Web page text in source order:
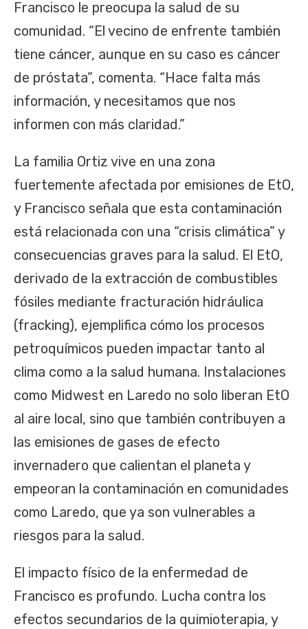
Francisco le preocupa la salud de su
comunidad. “El vecino de enfrente también
tiene cáncer, aunque en su caso es cáncer
de próstata”, comenta. “Hace falta más
información, y necesitamos que nos
informen con más claridad.”
La familia Ortiz vive en una zona
fuertemente afectada por emisiones de EtO,
y Francisco señala que esta contaminación
está relacionada con una “crisis climática” y
consecuencias graves para la salud. El EtO,
derivado de la extracción de combustibles
fósiles mediante fracturación hidráulica
(fracking), ejemplifica cómo los procesos
petroquímicos pueden impactar tanto al
clima como a la salud humana. Instalaciones
como Midwest en Laredo no solo liberan EtO
al aire local, sino que también contribuyen a
las emisiones de gases de efecto
invernadero que calientan el planeta y
empeoran la contaminación en comunidades
como Laredo, que ya son vulnerables a
riesgos para la salud.
El impacto físico de la enfermedad de
Francisco es profundo. Lucha contra los
efectos secundarios de la quimioterapia, y